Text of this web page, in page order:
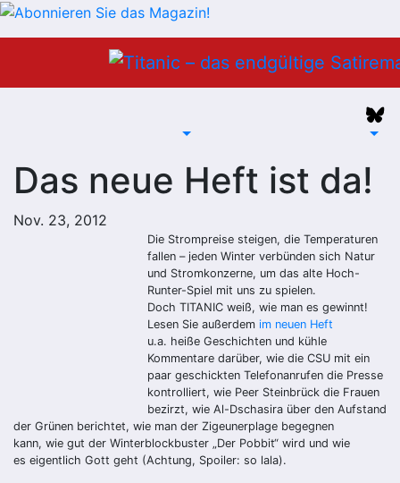
Das neue Heft ist da!
Nov. 23, 2012
Die Strompreise steigen, die Temperaturen
fallen – jeden Winter verbünden sich Natur
und Stromkonzerne, um das alte Hoch-
Runter-Spiel mit uns zu spielen.
Doch TITANIC weiß, wie man es gewinnt!
Lesen Sie außerdem im neuen Heft
u.a. heiße Geschichten und kühle
Kommentare darüber, wie die CSU mit ein
paar geschickten Telefonanrufen die Presse
kontrolliert, wie Peer Steinbrück die Frauen
bezirzt, wie Al-Dschasira über den Aufstand
der Grünen berichtet, wie man der Zigeunerplage begegnen
kann, wie gut der Winterblockbuster „Der Pobbit“ wird und wie
es eigentlich Gott geht (Achtung, Spoiler: so lala).